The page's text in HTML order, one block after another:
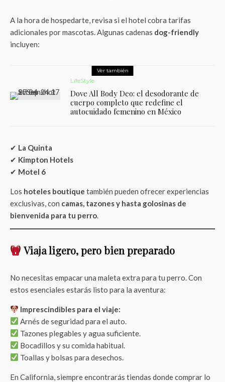
A la hora de hospedarte, revisa si el hotel cobra tarifas
adicionales por mascotas. Algunas cadenas dog-friendly
incluyen:
Ver también
LifeStyle
Dove All Body Deo: el desodorante de
cuerpo completo que redefine el
autocuidado femenino en México
✔ La Quinta
✔ Kimpton Hotels
✔ Motel 6
Los hoteles boutique también pueden ofrecer experiencias
exclusivas, con camas, tazones y hasta golosinas de
bienvenida para tu perro.
Viaja ligero, pero bien preparado
No necesitas empacar una maleta extra para tu perro. Con
estos esenciales estarás listo para la aventura:
Imprescindibles para el viaje:
Arnés de seguridad para el auto.
Tazones plegables y agua suficiente.
Bocadillos y su comida habitual.
Toallas y bolsas para desechos.
En California, siempre encontrarás tiendas donde comprar lo